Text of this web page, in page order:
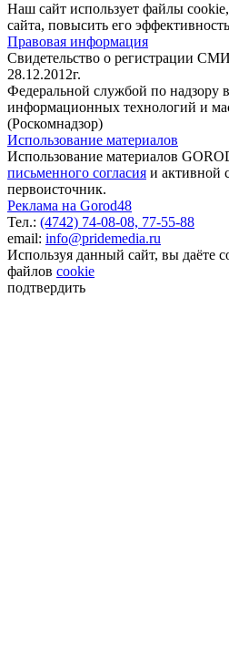
Наш сайт использует файлы
сайта, повысить его
Правовая информация
Свидетельство о регистрации
28.12.2012г.
Федеральной службой по надзору
информационных технологий и
(Роскомнадзор)
Использование материалов
Использование материалов
письменного согласия и активной
первоисточник.
Реклама на Gorod48
Тел.: (4742) 74-08-08, 77-55-88
email: info@pridemedia.ru
Используя данный сайт, вы даёте
файлов cookie
подтвердить